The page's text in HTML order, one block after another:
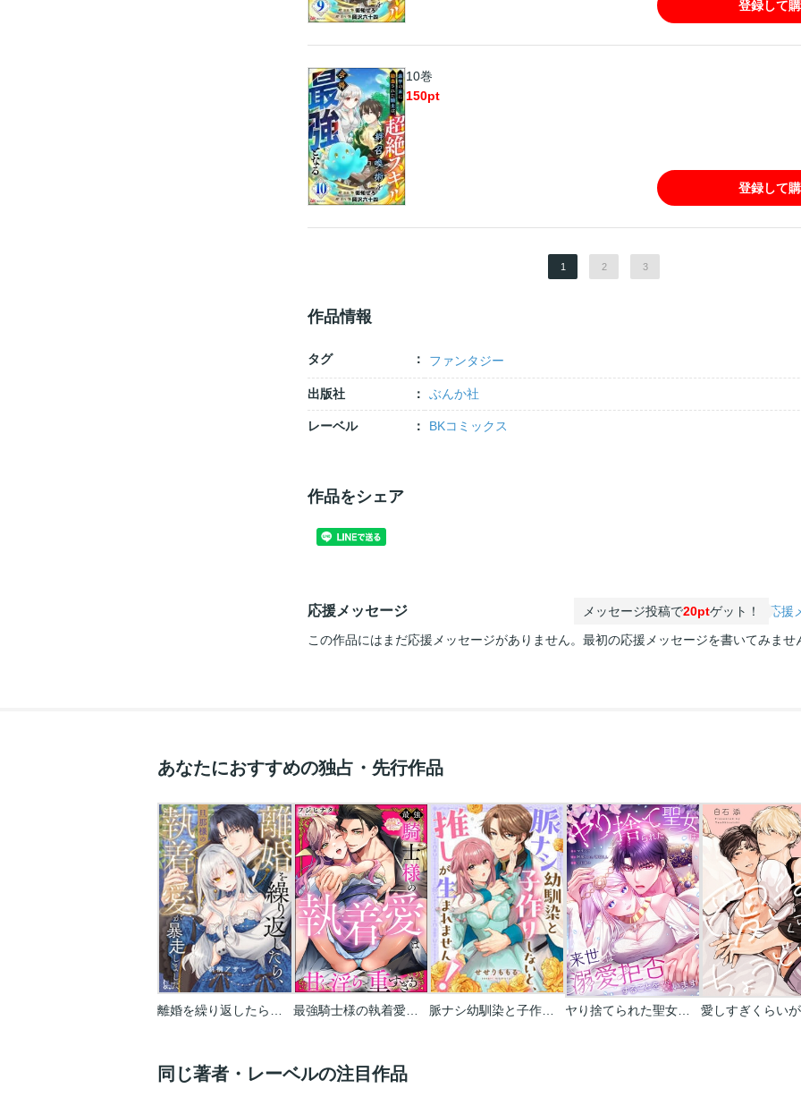
登録して
10巻
150pt
登録して
1 2 3
作品情報
タグ ファンタジー
出版社 ぶんか社
レーベル BKコミックス
作品をシェア
応援メッセージ メッセージ投稿で20ptゲット！
応援
この作品にはまだ応援メッセージがありません。最初の応援メッセージを書いてみませ
あなたにおすすめの独占・先行作品
同じ著者・レーベルの注目作品